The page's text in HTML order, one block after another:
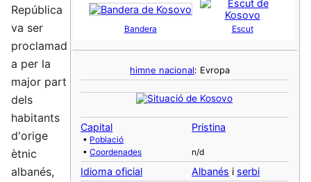
Bandera Escut
himne nacional: Evropa
Capital
• Població
•Coordenades
Pristina
n/d
Idioma oficial Albanés i serbi
República
va ser
proclamad
a per la
major part
dels
habitants
d'orige
ètnic
albanés,